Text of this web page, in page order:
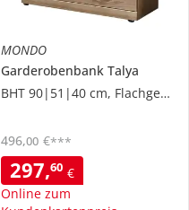
MONDO
Garderobenbank Talya
BHT 90|51|40 cm, Flachgewebe
297,60 €
Online zum
496,00 €***